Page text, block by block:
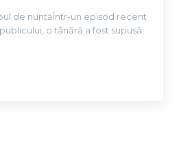
de nuntăÎntr-un episod recent
o tânără a fost supusă